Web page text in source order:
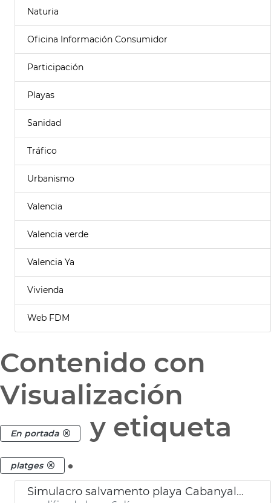
Naturia
Oficina Información Consumidor
Participación
Playas
Sanidad
Tráfico
Urbanismo
Valencia
Valencia verde
Valencia Ya
Vivienda
Web FDM
Contenido con
Visualización
En portada y etiqueta
platges .
Simulacro salvamento playa Cabanyal València